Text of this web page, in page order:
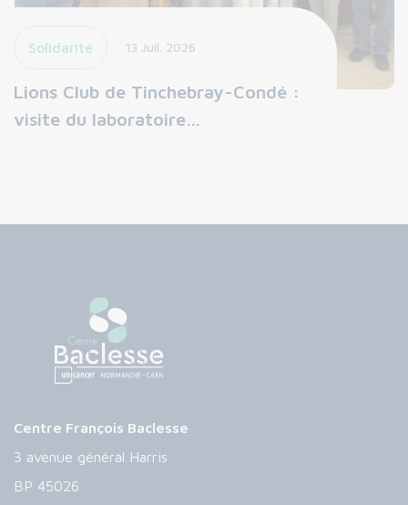
Solidarité 13 Juil. 2026
Lions Club de Tinchebray-Condé :
visite du laboratoire…
Centre François Baclesse
3 avenue général Harris
BP 45026